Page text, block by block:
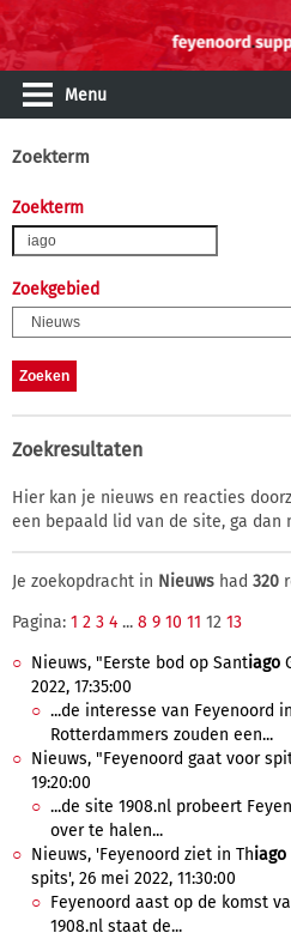
Menu
Zoekterm
Zoekterm
Zoekgebied
Zoekresultaten
Hier kan je nieuws en reacties
een bepaald lid van de site, ga dan
Je zoekopdracht in Nieuws had 320
Pagina: 1 2 3 4 ... 8 9 10 11 12 13
Nieuws, "Eerste bod op Santiago
2022, 17:35:00
...de interesse van Feyenoord
Rotterdammers zouden een...
Nieuws, "Feyenoord gaat voor
19:20:00
...de site 1908.nl probeert
over te halen...
Nieuws, 'Feyenoord ziet in Thiago
spits', 26 mei 2022, 11:30:00
Feyenoord aast op de komst
1908.nl staat de...